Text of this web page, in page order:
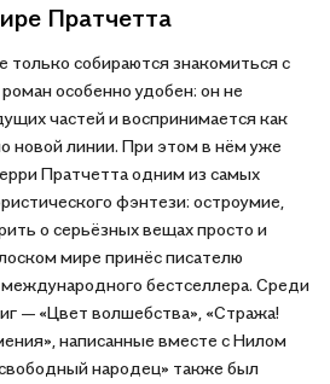
Пратчетта
только собираются знакомиться с
особенно удобен: он не
частей и воспринимается как
новой линии. При этом в нём уже
Пратчетта одним из самых
фэнтези: остроумие,
о серьёзных вещах просто и
мире принёс писателю
международного бестселлера. Среди
— «Цвет волшебства», «Стража!
написанные вместе с Нилом
народец» также был